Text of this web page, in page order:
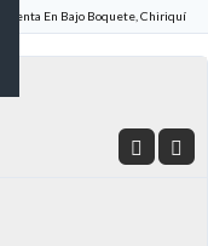
Venta En Bajo Boquete, Chiriquí